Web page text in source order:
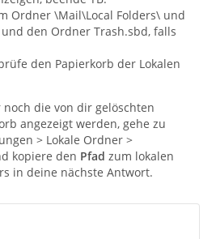
Ordner \Mail\Local Folders\ und
den Ordner Trash.sbd, falls
den Papierkorb der Lokalen
die von dir gelöschten
angezeigt werden, gehe zu
> Lokale Ordner >
kopiere den Pfad zum lokalen
in deine nächste Antwort.